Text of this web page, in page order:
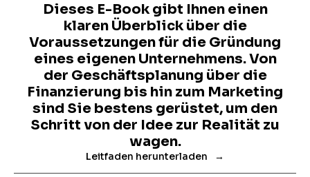
Dieses E-Book gibt Ihnen einen
klaren Überblick über die
Voraussetzungen für die Gründung
eines eigenen Unternehmens. Von
der Geschäftsplanung über die
Finanzierung bis hin zum Marketing
sind Sie bestens gerüstet, um den
Schritt von der Idee zur Realität zu
wagen.
Leitfaden herunterladen